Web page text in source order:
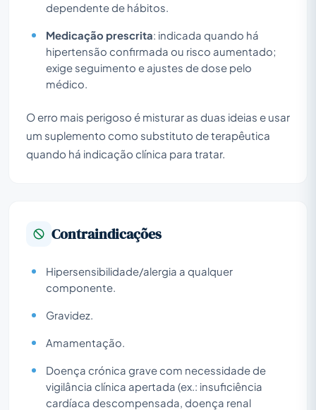
dependente de hábitos.
Medicação prescrita: indicada quando há
hipertensão confirmada ou risco aumentado;
exige seguimento e ajustes de dose pelo
médico.
O erro mais perigoso é misturar as duas ideias e usar
um suplemento como substituto de terapêutica
quando há indicação clínica para tratar.
Contraindicações
Hipersensibilidade/alergia a qualquer
componente.
Gravidez.
Amamentação.
Doença crónica grave com necessidade de
vigilância clínica apertada (ex.: insuficiência
cardíaca descompensada, doença renal